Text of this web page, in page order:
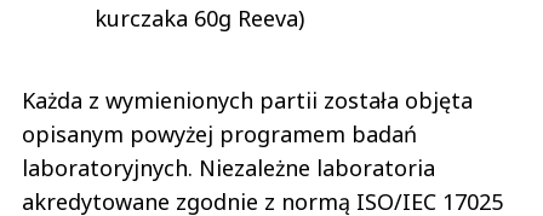
kurczaka 60g Reeva)
Każda z wymienionych partii została objęta
opisanym powyżej programem badań
laboratoryjnych. Niezależne laboratoria
akredytowane zgodnie z normą ISO/IEC 17025